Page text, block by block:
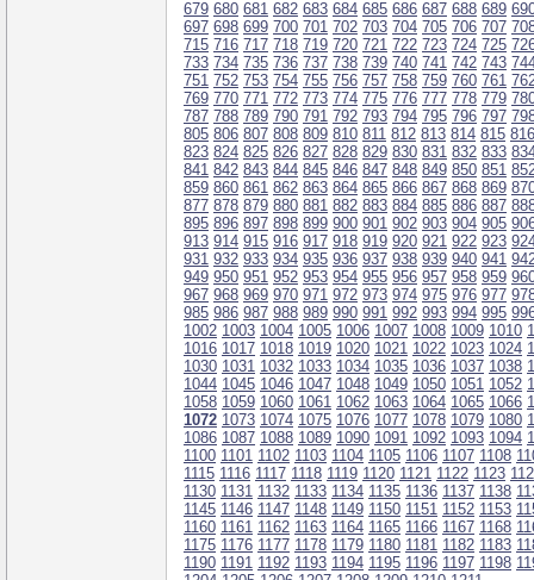
679 680 681 682 683 684 685 686 687 688 689
697 698 699 700 701 702 703 704 705 706 707
715 716 717 718 719 720 721 722 723 724 725
733 734 735 736 737 738 739 740 741 742 743
751 752 753 754 755 756 757 758 759 760 761
769 770 771 772 773 774 775 776 777 778 779
787 788 789 790 791 792 793 794 795 796 797
805 806 807 808 809 810 811 812 813 814 815 816
823 824 825 826 827 828 829 830 831 832 833
841 842 843 844 845 846 847 848 849 850 851
859 860 861 862 863 864 865 866 867 868 869
877 878 879 880 881 882 883 884 885 886 887
895 896 897 898 899 900 901 902 903 904 905
913 914 915 916 917 918 919 920 921 922 923
931 932 933 934 935 936 937 938 939 940 941
949 950 951 952 953 954 955 956 957 958 959
967 968 969 970 971 972 973 974 975 976 977
985 986 987 988 989 990 991 992 993 994 995
1002 1003 1004 1005 1006 1007 1008 1009 1010
1016 1017 1018 1019 1020 1021 1022 1023 1024
1030 1031 1032 1033 1034 1035 1036 1037 1038
1044 1045 1046 1047 1048 1049 1050 1051 1052
1058 1059 1060 1061 1062 1063 1064 1065 1066
1072 1073 1074 1075 1076 1077 1078 1079 1080
1086 1087 1088 1089 1090 1091 1092 1093 1094
1100 1101 1102 1103 1104 1105 1106 1107 1108
1115 1116 1117 1118 1119 1120 1121 1122 1123
1130 1131 1132 1133 1134 1135 1136 1137 1138
1145 1146 1147 1148 1149 1150 1151 1152 1153
1160 1161 1162 1163 1164 1165 1166 1167 1168
1175 1176 1177 1178 1179 1180 1181 1182 1183
1190 1191 1192 1193 1194 1195 1196 1197 1198